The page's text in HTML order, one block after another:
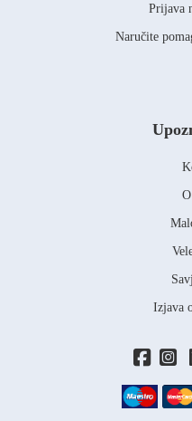
Prijava
Naručite
Izjava